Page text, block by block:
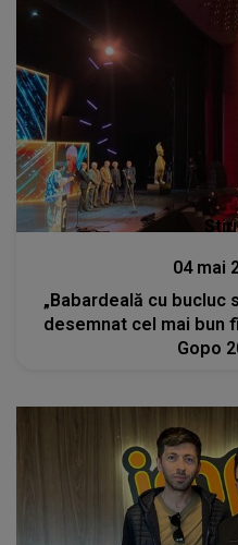
Stiri
04 mai
„Babardeală cu bucluc
desemnat cel mai bun
Gopo